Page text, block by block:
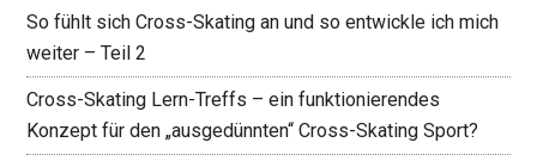
So fühlt sich Cross-Skating an und so entwickle ich mich
weiter – Teil 2
Cross-Skating Lern-Treffs – ein funktionierendes
Konzept für den „ausgedünnten“ Cross-Skating Sport?